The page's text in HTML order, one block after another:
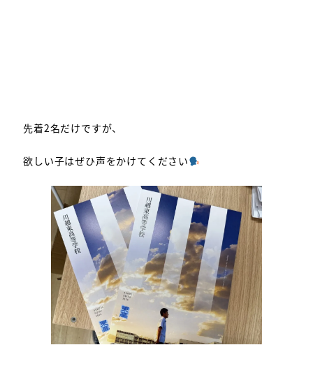
先着2名だけですが、
欲しい子はぜひ声をかけてください